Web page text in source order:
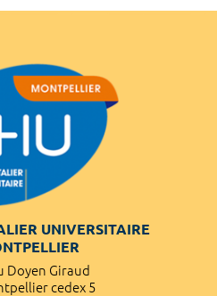
UNIVERSITAIRE
Doyen Giraud
cedex 5